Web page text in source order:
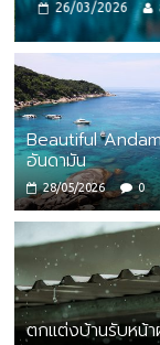
26/03/2026
Beautiful
อันดามัน
28/05/2026 0
ตกแต่งบ้านรับหน้